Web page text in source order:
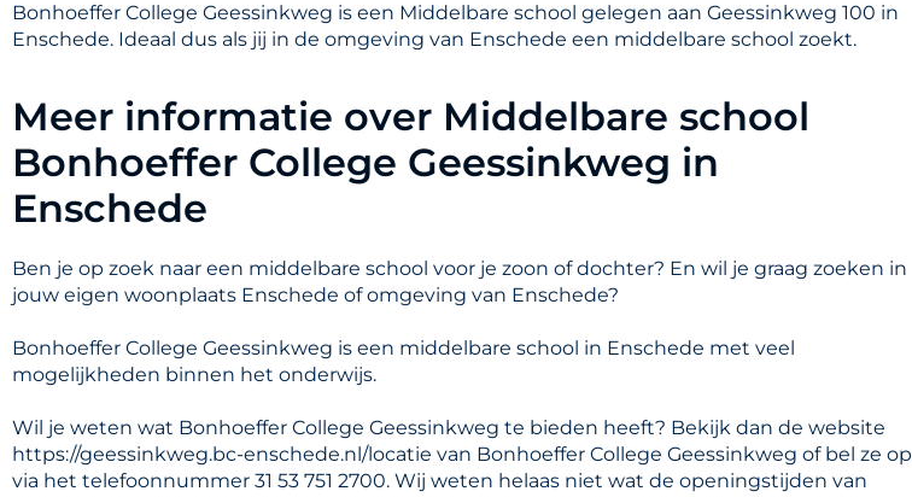
Bonhoeffer College Geessinkweg is een Middelbare school gelegen aan Geessinkweg 100 in
Enschede. Ideaal dus als jij in de omgeving van Enschede een middelbare school zoekt.
Meer informatie over Middelbare school
Bonhoeffer College Geessinkweg in
Enschede
Ben je op zoek naar een middelbare school voor je zoon of dochter? En wil je graag zoeken in
jouw eigen woonplaats Enschede of omgeving van Enschede?
Bonhoeffer College Geessinkweg is een middelbare school in Enschede met veel
mogelijkheden binnen het onderwijs.
Wil je weten wat Bonhoeffer College Geessinkweg te bieden heeft? Bekijk dan de website
https://geessinkweg.bc-enschede.nl/locatie van Bonhoeffer College Geessinkweg of bel ze op
via het telefoonnummer 31 53 751 2700. Wij weten helaas niet wat de openingstijden van